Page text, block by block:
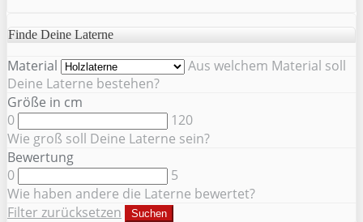
Finde Deine Laterne
Material
Aus welchem Material soll
Deine Laterne bestehen?
Größe in cm
0
120
Wie groß soll Deine Laterne sein?
Bewertung
0
5
Wie haben andere die Laterne bewertet?
Filter zurücksetzen
Suchen